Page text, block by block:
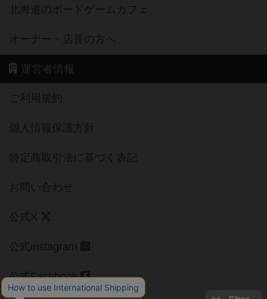
北海道のボードゲームカフェ
オーナー・店長の方へ
運営者情報
ご利用規約
個人情報保護方針
特定商取引法に基づく表記
お問い合わせ
公式X
公式instagram
公式Facebook